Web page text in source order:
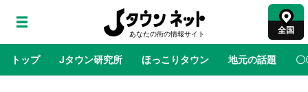
全国
トップ Jタウン研究所 ほっこりタウン 地元の話題 〇